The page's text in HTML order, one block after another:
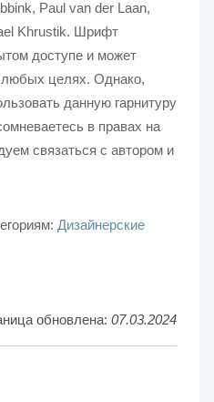
Paul van der Laan,
Khrustik. Шрифт
доступе и может
любых целях. Однако,
данную гарнитуру
в правах на
связаться с автором и
Дизайнерские
обновлена: 07.03.2024